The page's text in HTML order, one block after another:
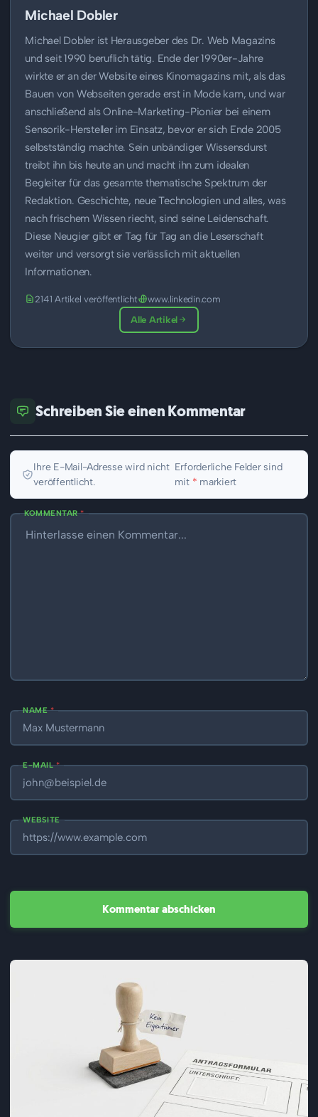
Michael Dobler
Michael Dobler ist Herausgeber des Dr. Web Magazins
und seit 1990 beruflich tätig. Ende der 1990er-Jahre
wirkte er an der Website eines Kinomagazins mit, als das
Bauen von Webseiten gerade erst in Mode kam, und war
anschließend als Online-Marketing-Pionier bei einem
Sensorik-Hersteller im Einsatz, bevor er sich Ende 2005
selbstständig machte. Sein unbändiger Wissensdurst
treibt ihn bis heute an und macht ihn zum idealen
Begleiter für das gesamte thematische Spektrum der
Redaktion. Geschichte, neue Technologien und alles, was
nach frischem Wissen riecht, sind seine Leidenschaft.
Diese Neugier gibt er Tag für Tag an die Leserschaft
weiter und versorgt sie verlässlich mit aktuellen
Informationen.
2141 Artikel veröffentlicht www.linkedin.com
Alle Artikel
Schreiben Sie einen Kommentar
Ihre E-Mail-Adresse wird nicht
veröffentlicht.
Erforderliche Felder sind
mit * markiert
KOMMENTAR*
NAME*
E-MAIL*
WEBSITE